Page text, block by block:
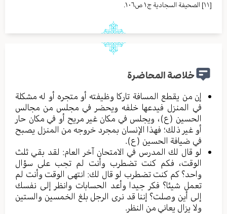
[١١]
الصحيفة السجادية ج١ ص١٠٦.
خلاصة المحاضرة
إن من يقطع المسافة تاركا وظيفته أو متجره أو له مشكلة
في المنزل فيدعها خلفه ويحضر في مجلس من مجالس
الحسين (ع)، ويجلس في مكان غير مريح أو في مكان حار
أو غير ذلك؛ فهذا الإنسان بمجرد خروجه من المنزل يصبح
في ضيافة الحسين (ع).
لو قال لك المدرس في الامتحان آخر العام: لقد بقي ثلث
الوقت، فكم كنت تضطرب وأنت لم تجب على سؤال
واحد؟ كم كنت تضطرب لو قال لك: انتهى الوقت وأنت لم
تعمل شيئا؟ فكر جيدا وأعد الحسابات وانظر إلى نفسك
إلى أين وصلت؟ إننا قد نرى الرجل بلغ الخمسين والستين
ولا يزال يعاني من النظر.